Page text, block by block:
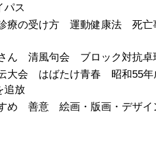
ス
療の受け方 運動健康法 死亡
ん 清風句会 ブロック対抗卓
大会 はばたけ青春 昭和55
追放
め 善意 絵画・版画・デザイ